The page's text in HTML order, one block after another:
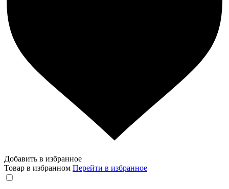
Добавить в избранное
Товар в избранном Перейти в избранное